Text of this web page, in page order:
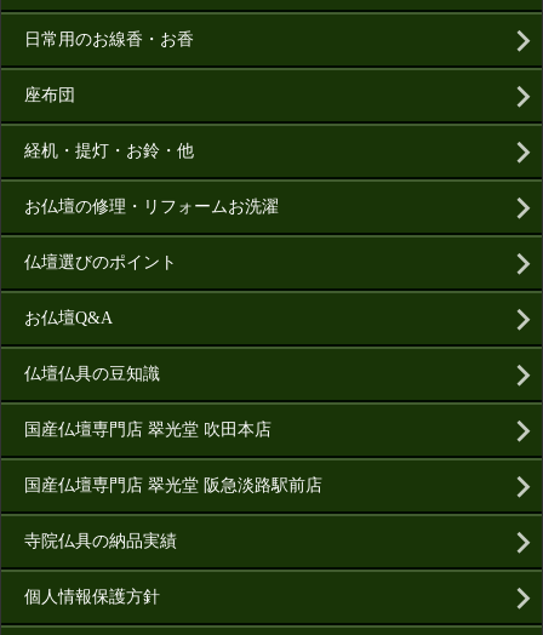
日常用のお線香・お香
座布団
経机・提灯・お鈴・他
お仏壇の修理・リフォームお洗濯
仏壇選びのポイント
お仏壇Q&A
仏壇仏具の豆知識
国産仏壇専門店 翠光堂 吹田本店
国産仏壇専門店 翠光堂 阪急淡路駅前店
寺院仏具の納品実績
個人情報保護方針